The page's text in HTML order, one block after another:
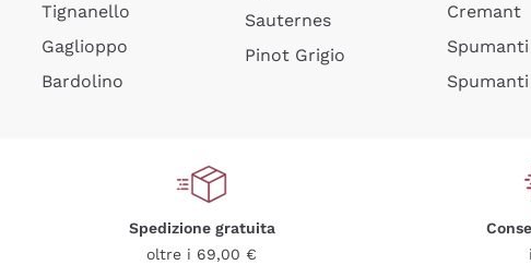
Tignanello
Gaglioppo
Bardolino
Sauternes
Pinot Grigio
Cremant
Spedizione gratuita
oltre i 69,00 €